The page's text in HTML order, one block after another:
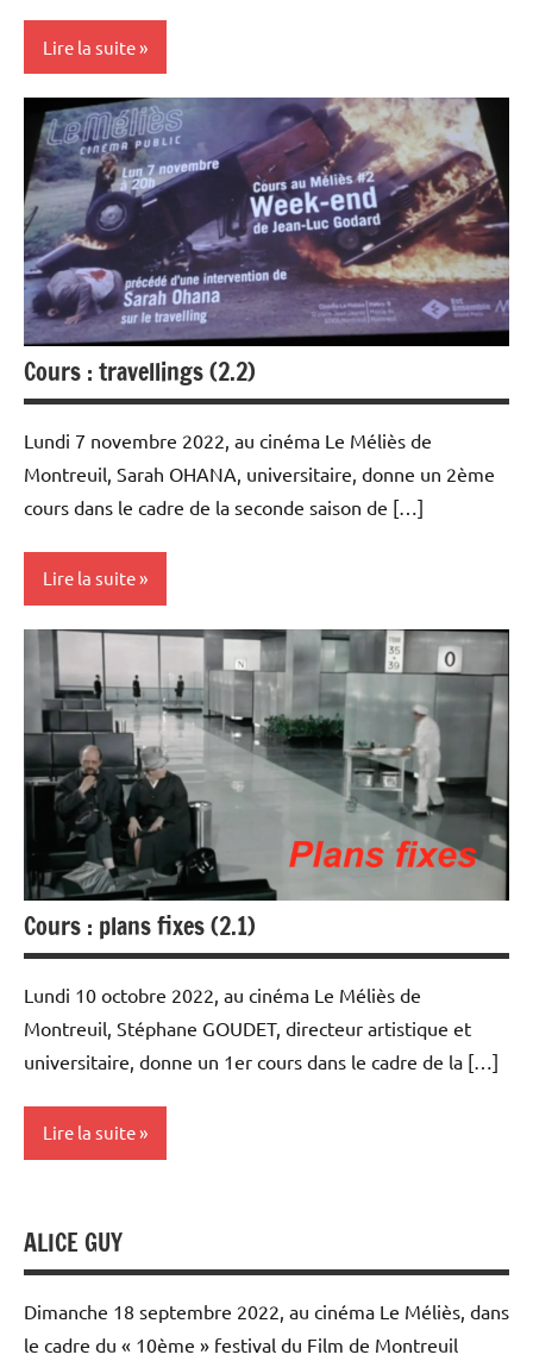
Lire la suite
Rencontres
filmées
Université
Populaire
et Cours
au Méliès
Cours : travellings (2.2)
Lundi 7 novembre 2022, au cinéma Le Méliès de
Montreuil, Sarah OHANA, universitaire, donne un 2ème
cours dans le cadre de la seconde saison de […]
Lire la suite
Rencontres
filmées
Université
Populaire
et Cours
au Méliès
Cours : plans fixes (2.1)
Lundi 10 octobre 2022, au cinéma Le Méliès de
Montreuil, Stéphane GOUDET, directeur artistique et
universitaire, donne un 1er cours dans le cadre de la […]
Lire la suite
filmées
Université
Populaire
et Cours
ALICE GUY
Dimanche 18 septembre 2022, au cinéma Le Méliès, dans
le cadre du « 10ème » festival du Film de Montreuil